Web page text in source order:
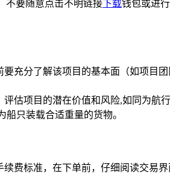
不要随意点击不明链接 下载钱包或进
充分了解该项目的基本面（如项目
估项目的潜在价值和风险,如同为航
只装载合适重量的货物。
费标准，在下单前，仔细阅读交易